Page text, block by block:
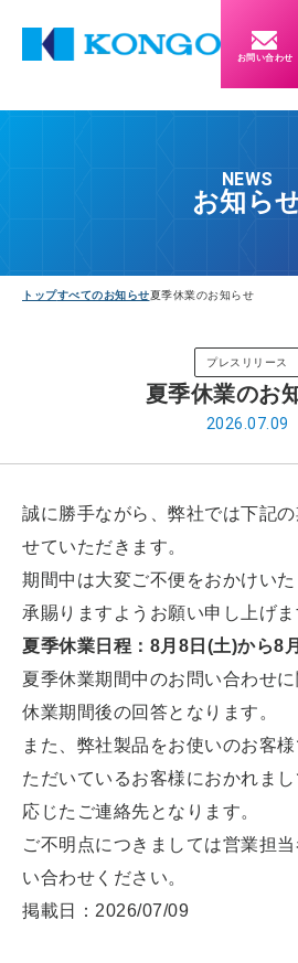
お問い合わせ
NEWS
お知ら
トップすべてのお知らせ夏季休業のお知らせ
プレスリリース
夏季休業のお
2026.07.09
誠に勝手ながら、弊社では下記
せていただきます。
期間中は大変ご不便をおかけい
承賜りますようお願い申し上げま
夏季休業日程：8月8日(土)から8
夏季休業期間中のお問い合わせ
休業期間後の回答となります。
また、弊社製品をお使いのお客
ただいているお客様におかれま
応じたご連絡先となります。
ご不明点につきましては営業担
い合わせください。
掲載日：2026/07/09